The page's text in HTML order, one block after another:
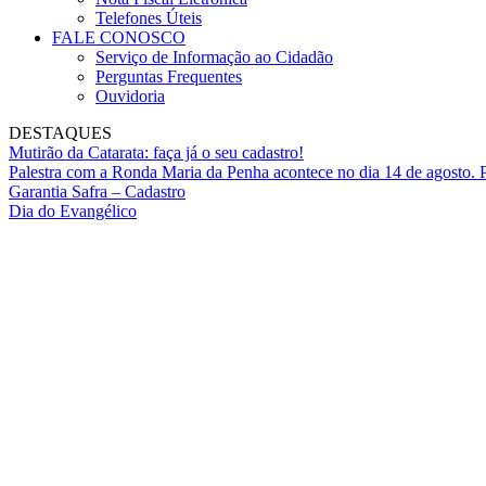
Telefones Úteis
FALE CONOSCO
Serviço de Informação ao Cidadão
Perguntas Frequentes
Ouvidoria
DESTAQUES
Mutirão da Catarata: faça já o seu cadastro!
Palestra com a Ronda Maria da Penha acontece no dia 14 de agosto.
Garantia Safra – Cadastro
Dia do Evangélico